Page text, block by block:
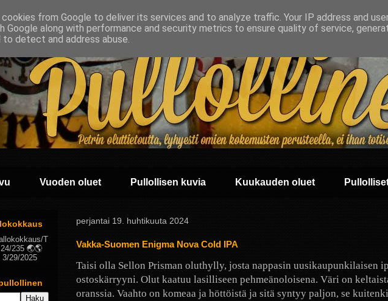
Vuoden oluet Pullollisen kuvia Kuukauden oluet
perjantai 19. huhtikuuta 2024
Vakka-Suomen Enigma Nova Cold IPA
Taisi olla Sellon Prisman oluthylly, josta nappasin uusikaupunkilaisen
ostoskärryyni. Olut kaatuu lasilliseen pehmeänoloisena. Väri on
oranssia. Vaahto on komeaa ja höttöistä ja sitä syntyy paljon, se
T
235 🌏🌎
3/29/2025
from Google to deliver its services and to analyze traffic. Your IP address and
Google along with performance and security metrics to ensure quality of service,
detect and address abuse.